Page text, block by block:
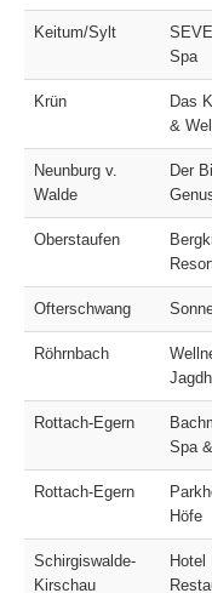
Keitum/Sylt
Spa
Krün
Das
&
Neunburg v.
Walde
Der
Oberstaufen
Ofterschwang
Röhrnbach
Rottach-Egern
Spa
Rottach-Egern
Höfe
Schirgiswalde-
Kirschau
Hotel